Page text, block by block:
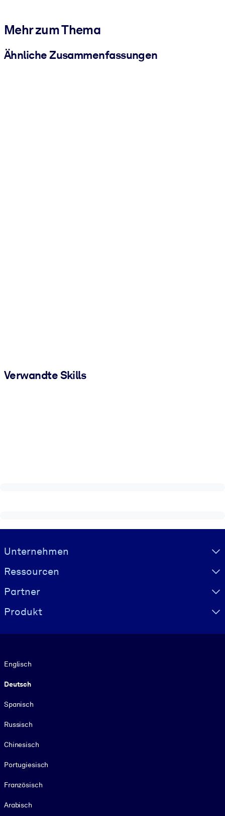
Mehr zum Thema
Ähnliche Zusammenfassungen
Verwandte Skills
Visually hidden Text
Unternehmen
Ressourcen
Partner
Produkt
Englisch
Deutsch
Spanisch
Russisch
Chinesisch
Portugiesisch
Französisch
Arabisch